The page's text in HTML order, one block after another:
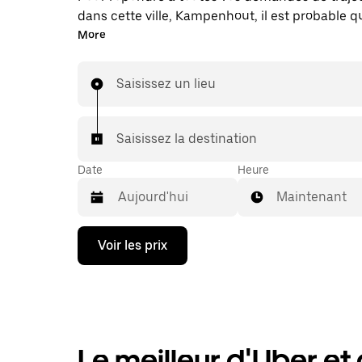
dans cette ville, Kampenhout, il est probable
vous mettions en relation avec un chauffeur de
mêmes prix abordables et de la même
(24 h/24 et 7/j) qu'avec UberX.
More
Saisissez un lieu
Saisissez la destination
Date
Appuyez
la
ouvrir
Heure
Maintenant
Voir les prix